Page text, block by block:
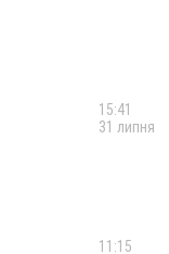
15:41
31 липня
11:15